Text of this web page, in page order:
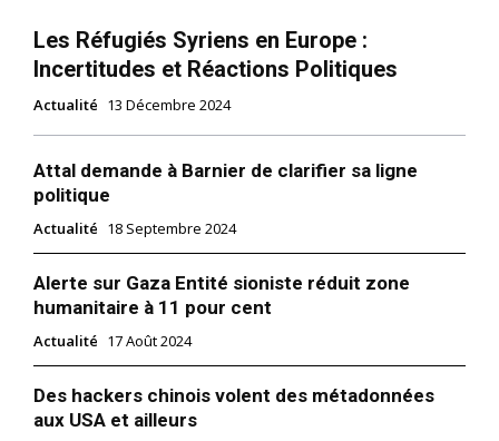
Les Réfugiés Syriens en Europe :
Incertitudes et Réactions Politiques
Actualité 13 Décembre 2024
Attal demande à Barnier de clarifier sa ligne
politique
Actualité 18 Septembre 2024
Alerte sur Gaza Entité sioniste réduit zone
humanitaire à 11 pour cent
Actualité 17 Août 2024
Des hackers chinois volent des métadonnées
aux USA et ailleurs